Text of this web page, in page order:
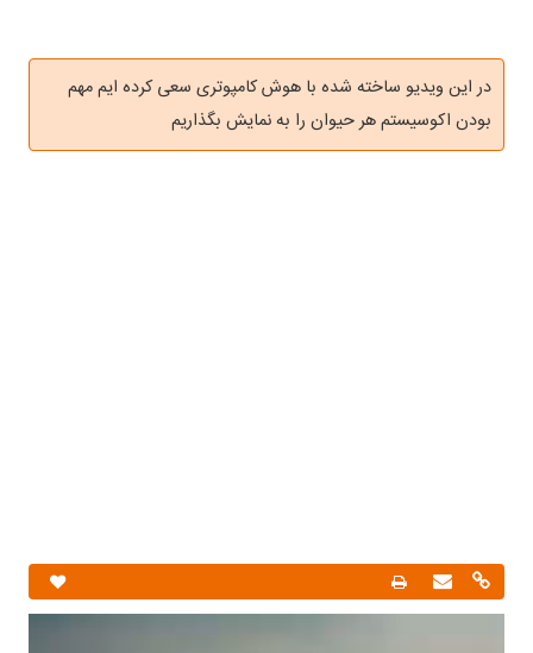
در این ویدیو ساخته شده با هوش کامپوتری سعی کرده ایم مهم
بودن اکوسیستم هر حیوان را به نمایش بگذاریم